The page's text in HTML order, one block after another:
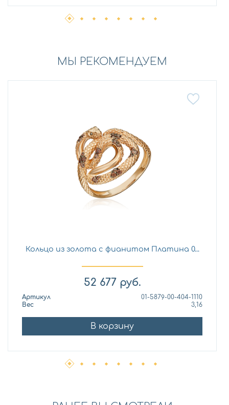
МЫ РЕКОМЕНДУЕМ
Кольцо из золота с фианитом Платина 0...
52 677 руб.
Артикул
01-5879-00-404-1110
Вес
3,16
В корзину